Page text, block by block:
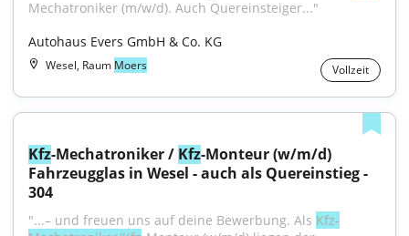
Mechatroniker (m/w/d). Auch Quereinsteiger..."
Autohaus Evers GmbH & Co. KG
Wesel, Raum Moers Vollzeit
Kfz-Mechatroniker / Kfz-Monteur (w/m/d)
Fahrzeugglas in Wesel - auch als Quereinstieg -
304
"...– und freuen uns auf deine Bewerbung. Als Kfz-